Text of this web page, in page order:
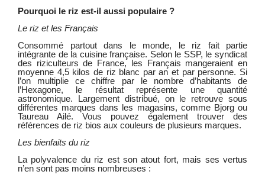
Pourquoi le riz est-il aussi populaire ?
Le riz et les Français
Consommé partout dans le monde, le riz fait partie
intégrante de la cuisine française. Selon le SSP, le syndicat
des riziculteurs de France, les Français mangeraient en
moyenne 4,5 kilos de riz blanc par an et par personne. Si
l’on multiplie ce chiffre par le nombre d’habitants de
l’Hexagone, le résultat représente une quantité
astronomique. Largement distribué, on le retrouve sous
différentes marques dans les magasins, comme Bjorg ou
Taureau Ailé. Vous pouvez également trouver des
références de riz bios aux couleurs de plusieurs marques.
Les bienfaits du riz
La polyvalence du riz est son atout fort, mais ses vertus
n’en sont pas moins nombreuses :